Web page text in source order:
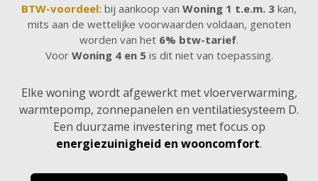
BTW-voordeel: bij aankoop van Woning 1 t.e.m. 3 kan,
mits aan de wettelijke voorwaarden voldaan, genoten
worden van het 6% btw-tarief.
Voor Woning 4 en 5is dit niet van toepassing.
Elke woning wordt afgewerkt met vloerverwarming,
warmtepomp, zonnepanelen en ventilatiesysteem D.
Een duurzame investering met focus op
energiezuinigheid en wooncomfort.